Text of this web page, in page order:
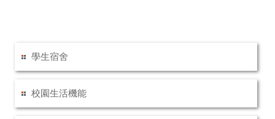
學生宿舍
校園生活機能